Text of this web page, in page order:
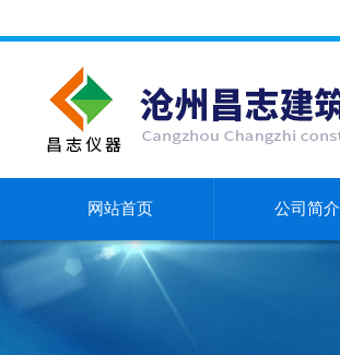
网站首页 公司简介